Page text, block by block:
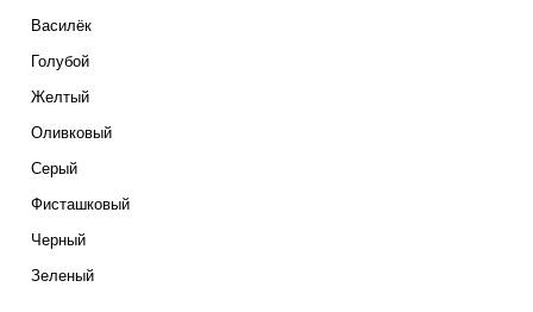
Василёк
Голубой
Желтый
Оливковый
Серый
Фисташковый
Черный
Зеленый